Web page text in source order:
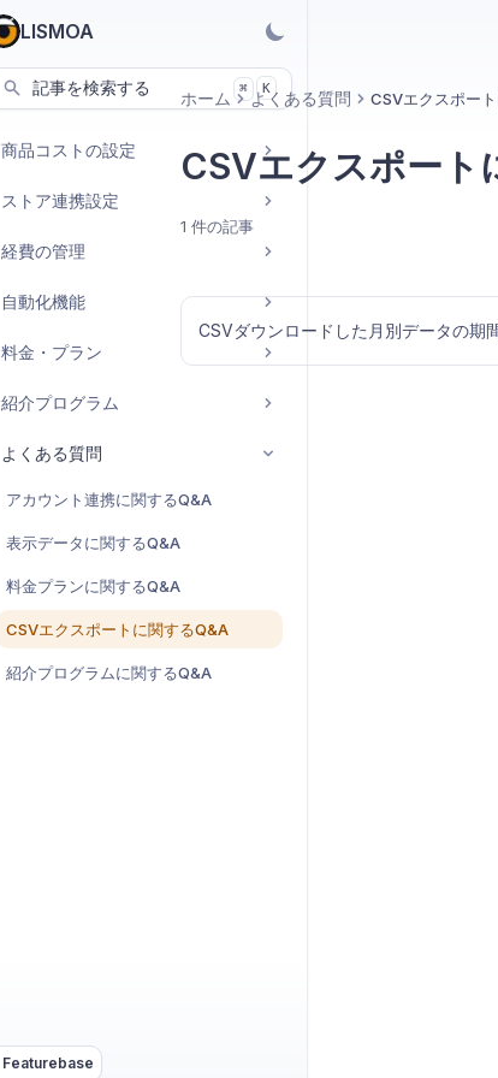
LISMOA
記事を検索する ⌘ K
Featurebase
商品コストの設定
ストア連携設定
経費の管理
自動化機能
料金・プラン
紹介プログラム
よくある質問
アカウント連携に関するQ&A
表示データに関するQ&A
料金プランに関するQ&A
CSVエクスポートに関するQ&A
紹介プログラムに関するQ&A
ホーム よくある質問 CSVエクスポー
CSVエクスポート
1 件の記事
CSVダウンロードした月別データの期